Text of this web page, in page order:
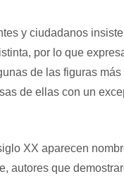
y ciudadanos
por lo que
de las figuras
de ellas con un
XX aparecen
autores que